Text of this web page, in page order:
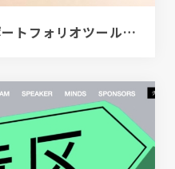
[PR]クリエイター向けポートフォリオツール｜BRIK PORTFOLIO